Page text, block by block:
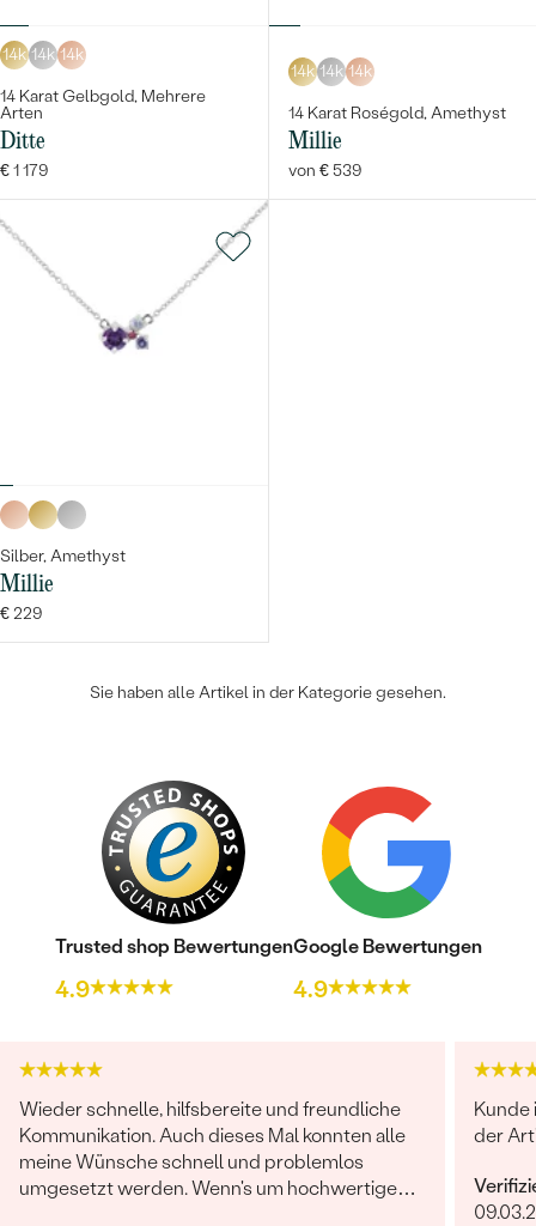
14k 14k 14k
14 Karat Gelbgold, Mehrere
Arten
Ditte
€ 1 179
14k 14k 14k
14 Karat Roségold, Amethyst
Millie
von € 539
Silber, Amethyst
Millie
€ 229
Sie haben alle Artikel in der Kategorie gesehen.
Trusted shop Bewertungen
4.9
Google Bewertungen
4.9
Wieder schnelle, hilfsbereite und freundliche
Kommunikation. Auch dieses Mal konnten alle
meine Wünsche schnell und problemlos
umgesetzt werden. Wenn's um hochwertigen,
Kunde
der